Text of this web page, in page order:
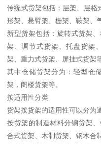
传统式货架包括：层架、层格
形架、悬臂架、栅架、鞍架、
新型货架包括：旋转式货架
架、调节式货架、托盘货架
架、重力式货架、屏挂式货架
其中仓储货架分为：轻型仓
架，阁楼货架等。
按适用性分类
货架按货架的适用性可以分为
按货架的制造材料分钢货架
合式货架、木制货架、钢木合